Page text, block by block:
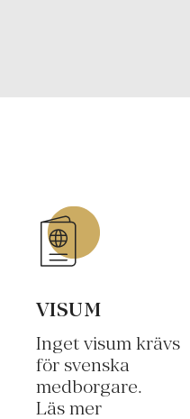
VISUM
Inget visum krävs
för svenska
medborgare.
Läs mer